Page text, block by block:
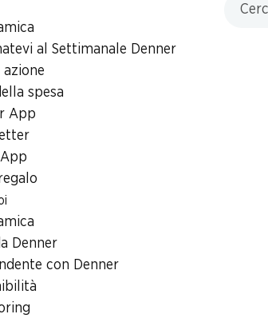
al Settimanale Denner
azione
spesa
App
Denner
con Denner
rimane sempre aggiornati. Si iscriva adesso!